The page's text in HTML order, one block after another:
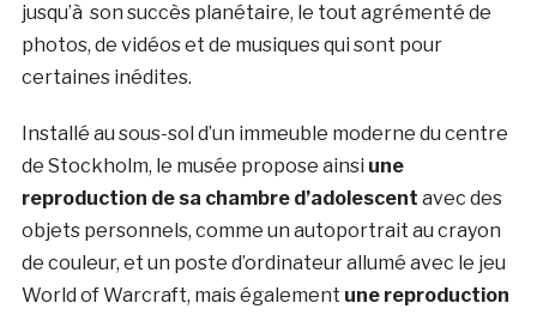
jusqu’à son succès planétaire, le tout agrémenté de
photos, de vidéos et de musiques qui sont pour
certaines inédites.
Installé au sous-sol d’un immeuble moderne du centre
de Stockholm, le musée propose ainsi une
reproduction de sa chambre d’adolescent avec des
objets personnels, comme un autoportrait au crayon
de couleur, et un poste d’ordinateur allumé avec le jeu
World of Warcraft, mais également une reproduction